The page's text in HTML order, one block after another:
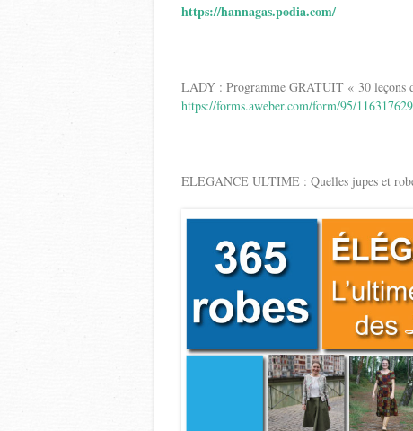
https://hannagas.podia.com/
LADY : Programme GRATUIT « 30 leçons
https://forms.aweber.com/form/95/
ELEGANCE ULTIME : Quelles jupes et